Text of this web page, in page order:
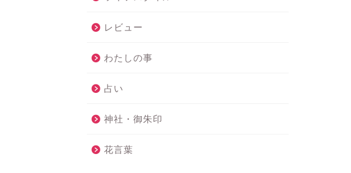
レビュー
わたしの事
占い
神社・御朱印
花言葉